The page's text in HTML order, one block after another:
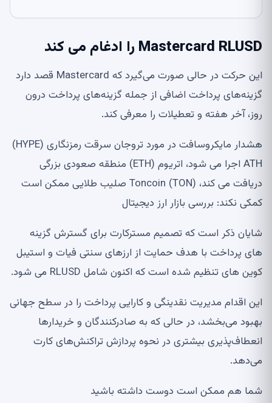
Mastercard RLUSD را ادغام می کند
این حرکت در حالی صورت می‌گیرد که Mastercard قصد دارد
گزینه‌های پرداخت اضافی از جمله گزینه‌های پرداخت درون
روز، آخر هفته و تعطیلات را معرفی کند.
هشدار مایکروسافت در مورد تروجان سرقت رمزنگاری (HYPE)
ATH اجرا می شود، اتریوم (ETH) منطقه صعودی بزرگی
دریافت می کند، Toncoin (TON) صلیب طلایی ممکن است
کمکی نکند: بررسی بازار ارز دیجیتال
شایان ذکر است که تصمیم مسترکارت برای گسترش گزینه
های پرداخت با هدف حمایت از ارزهای سنتی فیات و استیبل
کوین های تنظیم شده است که اکنون شامل RLUSD می شود.
این اقدام مدیریت نقدینگی و کارایی پرداخت را در سطح جهانی
بهبود می‌بخشد، در حالی که به صادرکنندگان و خریدارها
انعطاف‌پذیری بیشتری در نحوه پردازش تراکنش‌های کارت
می‌دهد.
شما هم ممکن است دوست داشته باشید